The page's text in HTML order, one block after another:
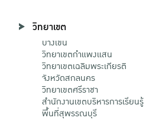
วิทยาเขต
บางเขน
วิทยาเขตกําแพงแสน
วิทยาเขตเฉลิมพระเกียรติ
จังหวัดสกลนคร
วิทยาเขตศรีราชา
สำนักงานเขตบริหารการเรียนรู้
พื้นที่สุพรรณบุรี